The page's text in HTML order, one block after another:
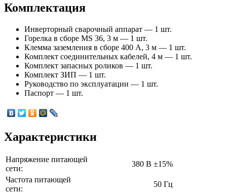
Комплектация
Инверторный сварочный аппарат — 1 шт.
Горелка в сборе MS 36, 3 м — 1 шт.
Клемма заземления в сборе 400 А, 3 м — 1 шт.
Комплект соединительных кабелей, 4 м — 1 шт.
Комплект запасных роликов — 1 шт.
Комплект ЗИП — 1 шт.
Руководство по эксплуатации — 1 шт.
Паспорт — 1 шт.
Характеристики
Напряжение питающей
сети:
380 В ±15%
Частота питающей
сети:
50 Гц